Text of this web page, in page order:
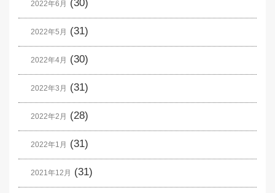
2022年6月 (30)
2022年5月 (31)
2022年4月 (30)
2022年3月 (31)
2022年2月 (28)
2022年1月 (31)
2021年12月 (31)